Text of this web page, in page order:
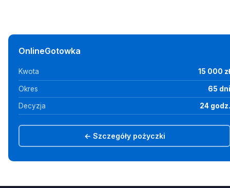
OnlineGotowka
Kwota 15 000 zł
Okres 65 dni
Decyzja 24 godz.
← Szczegóły pożyczki